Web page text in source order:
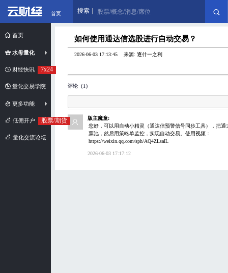
首页
水母量化
财经快讯 7x24
量化交易学院
更多功能
低佣开户 股票/期货
量化交流论坛
首页 搜索 股票/概念/消息/席位
如何使用通达信选股进行自动交易？
评论（1）
版主魔童:
您好，可以用自动小精灵（通达信预警信号同步工具），把
票池，然后用策略单监控，实现自动交易。使用视频：
https://weixin.qq.com/sph/AQ4ZLsaIL
2026-06-03 17:17:12